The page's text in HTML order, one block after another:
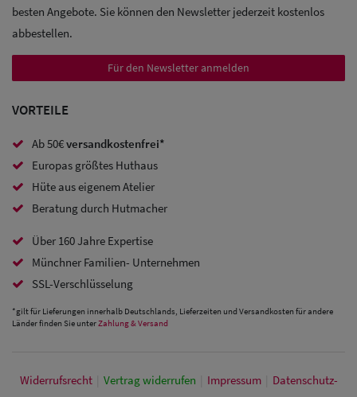
besten Angebote. Sie können den Newsletter jederzeit kostenlos
abbestellen.
Für den Newsletter anmelden
VORTEILE
Ab 50€versandkostenfrei*
Europas größtes Huthaus
Hüte aus eigenem Atelier
Beratung durch Hutmacher
Über 160 Jahre Expertise
Münchner Familien- Unternehmen
SSL-Verschlüsselung
*gilt für Lieferungen innerhalb Deutschlands, Lieferzeiten und Versandkosten für andere
Länder finden Sie unterZahlung & Versand
Widerrufs­recht Vertrag widerrufen Impressum
Daten­schutz­